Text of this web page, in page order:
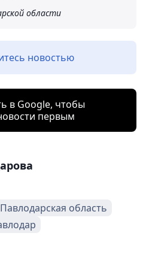
области
новостью
в Google, чтобы
первым
Павлодарская область